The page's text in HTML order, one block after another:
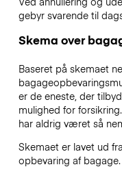
gebyr svarende til
Skema over
Baseret på skemaet
er de eneste, der
mulighed for
har aldrig været så
Skemaet er lavet ud
opbevaring af bagage.